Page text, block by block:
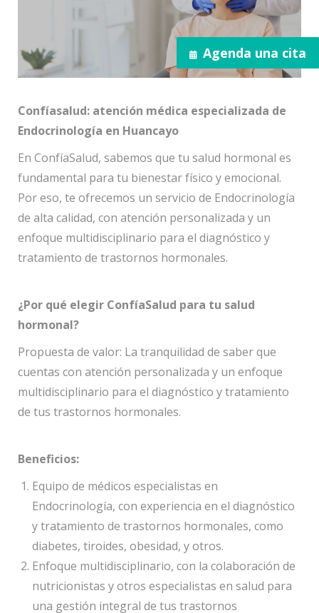
Agenda una cita
Confíasalud: atención médica especializada de
Endocrinología en Huancayo
En ConfíaSalud, sabemos que tu salud hormonal es
fundamental para tu bienestar físico y emocional.
Por eso, te ofrecemos un servicio de Endocrinología
de alta calidad, con atención personalizada y un
enfoque multidisciplinario para el diagnóstico y
tratamiento de trastornos hormonales.
¿Por qué elegir ConfíaSalud para tu salud
hormonal?
Propuesta de valor: La tranquilidad de saber que
cuentas con atención personalizada y un enfoque
multidisciplinario para el diagnóstico y tratamiento
de tus trastornos hormonales.
Beneficios:
Equipo de médicos especialistas en
Endocrinología, con experiencia en el diagnóstico
y tratamiento de trastornos hormonales, como
diabetes, tiroides, obesidad, y otros.
Enfoque multidisciplinario, con la colaboración de
nutricionistas y otros especialistas en salud para
una gestión integral de tus trastornos